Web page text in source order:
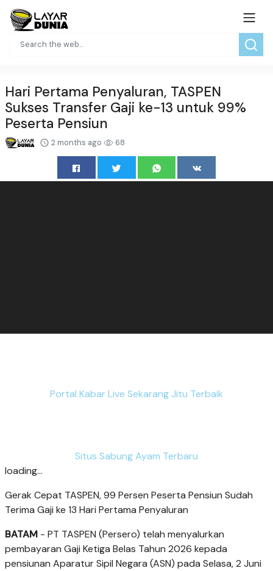
Hari Pertama Penyaluran, TASPEN
Sukses Transfer Gaji ke-13 untuk 99%
Peserta Pensiun
2 months ago 68
Portal Kabar Live Sekarang Jitu Terbaik
Situs Sabung Ayam Terbaru
loading...
Gerak Cepat TASPEN, 99 Persen Peserta Pensiun Sudah
Terima Gaji ke 13 Hari Pertama Penyaluran
BATAM - PT TASPEN (Persero) telah menyalurkan
pembayaran Gaji Ketiga Belas Tahun 2026 kepada
pensiunan Aparatur Sipil Negara (ASN) pada Selasa, 2 Juni